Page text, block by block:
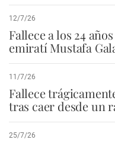
12/7/26
Fallece a los 24
emiratí Mustafa
11/7/26
Fallece
tras caer desde un
25/7/26